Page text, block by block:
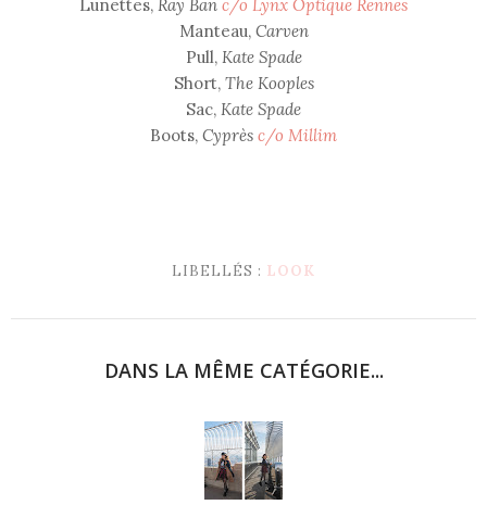
Lunettes, Ray Ban c/o Lynx Optique Rennes
Manteau, Carven
Pull, Kate Spade
Short, The Kooples
Sac, Kate Spade
Boots, Cyprès c/o Millim
LIBELLÉS : LOOK
DANS LA MÊME CATÉGORIE...